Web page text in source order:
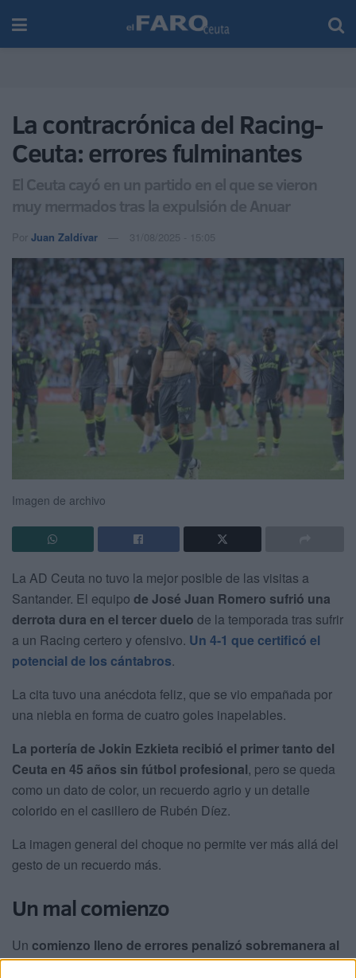
La contracrónica del Racing-
Ceuta: errores fulminantes
El Ceuta cayó en un partido en el que se vieron
muy mermados tras la expulsión de Anuar
Por Juan Zaldívar 31/08/2025 - 15:05
Imagen de archivo
La AD Ceuta no tuvo la mejor posible de las visitas a
Santander. El equipo de José Juan Romero sufrió una
derrota dura en el tercer duelo de la temporada tras sufrir
a un Racing certero y ofensivo. Un 4-1 que certificó el
potencial de los cántabros.
La cita tuvo una anécdota feliz, que se vio empañada por
una niebla en forma de cuatro goles inapelables.
La portería de Jokin Ezkieta recibió el primer tanto del
Ceuta en 45 años sin fútbol profesional, pero se queda
como un dato de color, un recuerdo agrio y un detalle
colorido en el casillero de Rubén Díez.
La imagen general del choque no permite ver más allá del
gesto de un recuerdo más.
Un mal comienzo
Un comienzo lleno de errores penalizó sobremanera al
Ceuta. Solo en la primera parte, los caballas sufrieron